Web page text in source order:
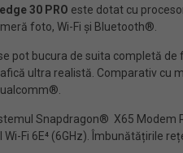
edge 30 PRO este dotat cu
foto, Wi-Fi și Bluetooth®.
pot bucura de suita completă
ultra realistă. Comparativ cu
Snapdragon® X65 Modem
Wi-Fi 6E⁴ (6GHz). Îmbunătățirile